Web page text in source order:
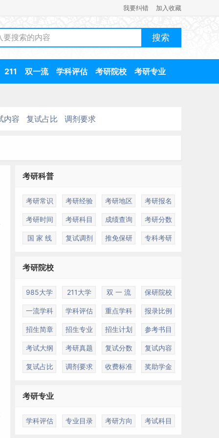
我要纠错 加入收藏
211 双一流 学科评估 考研院校 考研专业
内容 复试占比 调剂要求
考研科普
考研常识 考研经验 考研地区 考研报名
考研时间 考研科目 成绩查询 考研分数
国 家 线 复试调剂 推免保研 专科考研
考研院校
985大学 211大学 双 一 流 保研院校
一流学科 学科评估 重点学科 报录比例
招生简章 招生专业 招生计划 参考书目
考试大纲 考研真题 复试分数 复试内容
复试占比 调剂要求 收费标准 奖助学金
考研专业
学科评估 专业目录 考研方向 考试科目